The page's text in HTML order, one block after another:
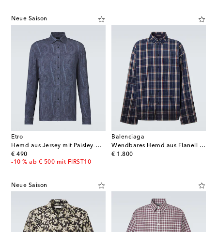
Neue Saison
Etro
Hemd aus Jersey mit Paisley-Muster
€ 490
original price
-10 % ab € 500 mit FIRST10
Balenciaga
Wendbares Hemd aus Flanell und Fleece
€ 1.800
original price
Neue Saison